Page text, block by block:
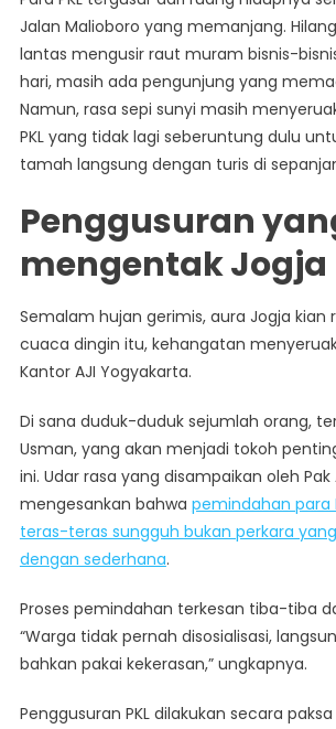
Jalan Malioboro yang memanjang.
lantas mengusir raut muram bisnis-
hari, masih ada pengunjung yang
Namun, rasa sepi sunyi masih
PKL yang tidak lagi seberuntung dulu
tamah langsung dengan turis di
Penggusuran
mengentak Jogja
Semalam hujan gerimis, aura Jogja kian
cuaca dingin itu, kehangatan
Kantor AJI Yogyakarta.
Di sana duduk-duduk sejumlah orang,
Usman, yang akan menjadi tokoh
ini. Udar rasa yang disampaikan oleh Pak
mengesankan bahwa pemindahan para
teras-teras sungguh bukan perkara
dengan sederhana.
Proses pemindahan terkesan tiba-tiba
“Warga tidak pernah disosialisasi,
bahkan pakai kekerasan,” ungkapnya.
Penggusuran PKL dilakukan secara